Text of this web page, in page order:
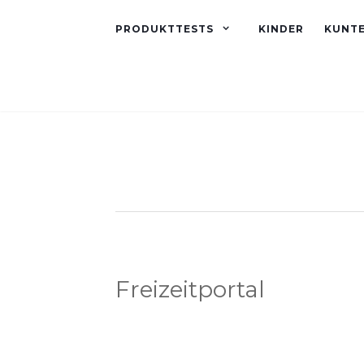
PRODUKTTESTS KINDER
Freizeitportal